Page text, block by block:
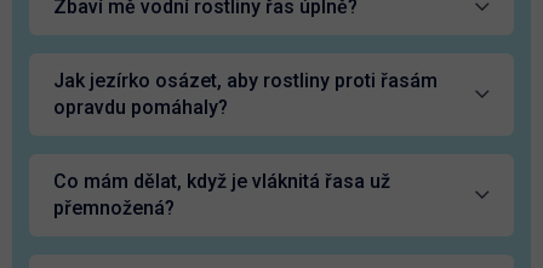
Zbaví mě vodní rostliny řas úplně?
Jak jezírko osázet, aby rostliny proti řasám
opravdu pomáhaly?
Co mám dělat, když je vláknitá řasa už
přemnožená?